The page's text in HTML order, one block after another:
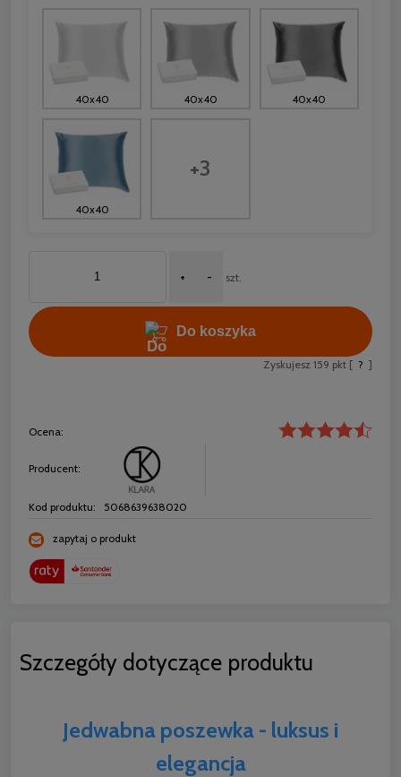
40x40 40x40 40x40
40x40
+3
+ - szt.
Do koszyka
Zyskujesz 159 pkt [ ? ]
Ocena:
Producent:
Kod produktu: 5068639638020
zapytaj o produkt
Szczegóły dotyczące produktu
Jedwabna poszewka - luksus i
elegancja